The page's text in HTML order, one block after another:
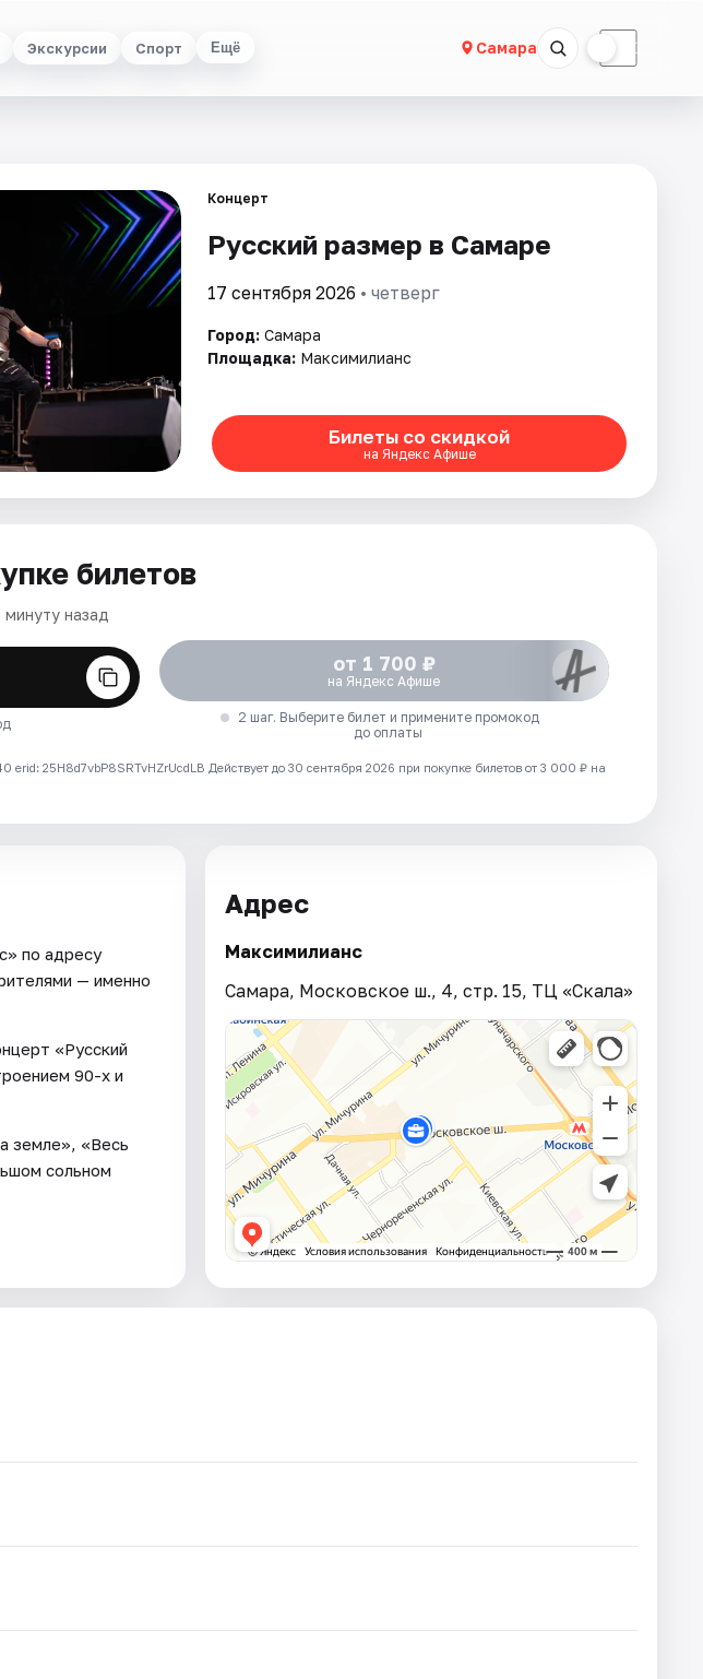
Экскурсии Спорт Ещё Самара ☾
Концерт
Русский размер в Самаре
17 сентября 2026 • четверг
Город: Самара
Площадка: Максимилианс
Билеты со скидкой
на Яндекс Афише
билетов
назад
от 1 700 ₽
на Яндекс Афише
2 шаг. Выберите билет и примените промокод
до оплаты
25H8d7vbP8SRTvHZrUcdLB Действует до 30 сентября 2026 при покупке билетов от 3 000 ₽ на
по адресу
— именно
«Русский
90-х и
земле», «Весь
сольном
Адрес
Максимилианс
Самара, Московское ш., 4, стр. 15, ТЦ «Скала»